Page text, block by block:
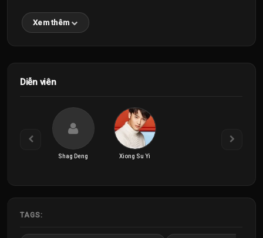
Xem thêm
Diễn viên
Shag Deng Xiong Su Yi
TAGS: